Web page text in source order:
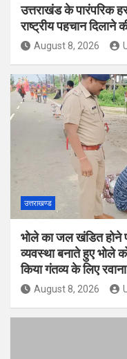
उत्तराखंड के पारंपरिक
राष्ट्रीय पहचान दिलाने
August 8, 2026
उत्तराखण्ड
भोले का जल खंडित होने
व्यवस्था बनाते हुए भोले
किया गंतव्य के लिए रवाना
August 8, 2026